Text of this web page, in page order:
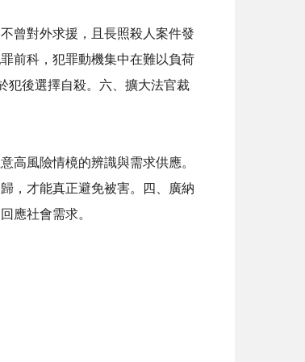
曾對外求援，且長照殺人案件發
前科，犯罪動機集中在難以負荷
犯後選擇自殺。六、擴大法官裁
高風險情樈的辨識與需求供應。
，才能真正避免被害。四、廣納
應社會需求。